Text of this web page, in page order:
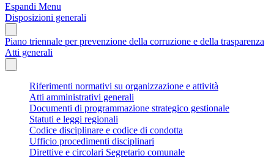
Espandi Menu
Disposizioni generali
Piano triennale per prevenzione della corruzione e della trasparenza
Atti generali
Riferimenti normativi su organizzazione e attività
Atti amministrativi generali
Documenti di programmazione strategico gestionale
Statuti e leggi regionali
Codice disciplinare e codice di condotta
Ufficio procedimenti disciplinari
Direttive e circolari Segretario comunale